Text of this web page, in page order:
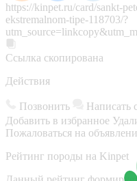
https://kinpet.ru/card/sankt-
ekstremalnom-tipe-118703/?
Ссылка скопирована
Действия
Позвонить Написать
Добавить в избранное
Пожаловаться на
Рейтинг породы на Kinpet